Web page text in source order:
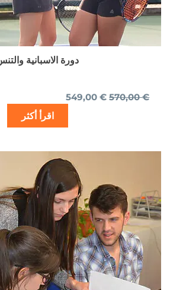
دورة الاسبانية والتنس
570,00€
549,00€
اقرأ أكثر
1.250,00 €.
السعر
الحالي
هو:
995,00 €.